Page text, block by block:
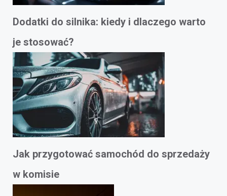
Dodatki do silnika: kiedy i dlaczego warto
je stosować?
Jak przygotować samochód do sprzedaży
w komisie